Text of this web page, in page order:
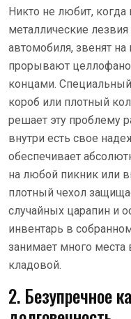
Никто не любит, когда
металлические
автомобиля, звенят
прорывают
концами.
короб или плотный
решает эту проблему
внутри есть свое
обеспечивает
на любой пикник или
плотный чехол
случайных царапин и
инвентарь в
занимает много места
кладовой.
2. Безупречное